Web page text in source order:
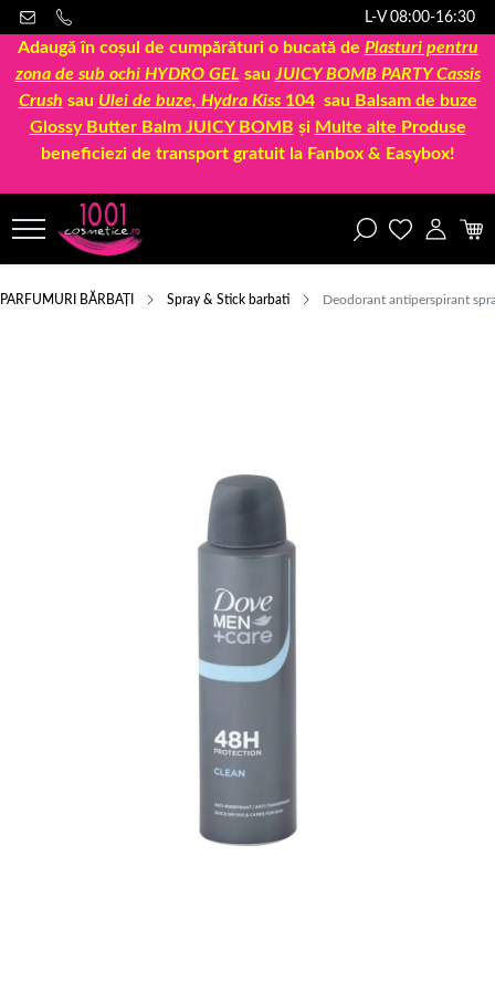
L-V 08:00-16:30
Adaugă în coșul de cumpărături o bucată de Plasturi pentru
zona de sub ochi HYDRO GEL sau JUICY BOMB PARTY Cassis
Crush sau Ulei de buze, Hydra Kiss 104sau Balsam de buze
Glossy Butter Balm JUICY BOMB și Multe alte Produse
beneficiezi de transport gratuit la Fanbox & Easybox!
PARFUMURI BĂRBAȚI Spray & Stick barbati Deodorant antiperspirant